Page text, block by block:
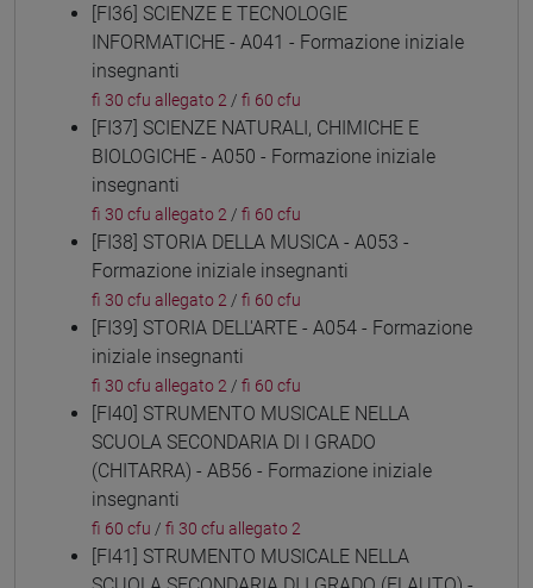
[FI36] SCIENZE E TECNOLOGIE
INFORMATICHE - A041 - Formazione iniziale
insegnanti
fi 30 cfu allegato 2 / fi 60 cfu
[FI37] SCIENZE NATURALI, CHIMICHE E
BIOLOGICHE - A050 - Formazione iniziale
insegnanti
fi 30 cfu allegato 2 / fi 60 cfu
[FI38] STORIA DELLA MUSICA - A053 -
Formazione iniziale insegnanti
fi 30 cfu allegato 2 / fi 60 cfu
[FI39] STORIA DELL'ARTE - A054 - Formazione
iniziale insegnanti
fi 30 cfu allegato 2 / fi 60 cfu
[FI40] STRUMENTO MUSICALE NELLA
SCUOLA SECONDARIA DI I GRADO
(CHITARRA) - AB56 - Formazione iniziale
insegnanti
fi 60 cfu / fi 30 cfu allegato 2
[FI41] STRUMENTO MUSICALE NELLA